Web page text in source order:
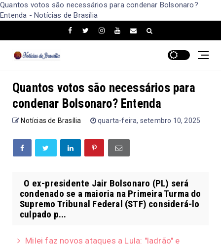
Quantos votos são necessários para condenar Bolsonaro?
Entenda - Notícias de Brasília
Quantos votos são necessários para
condenar Bolsonaro? Entenda
Notícias de Brasília quarta-feira, setembro 10, 2025
O ex-presidente Jair Bolsonaro (PL) será
condenado se a maioria na Primeira Turma do
Supremo Tribunal Federal (STF) considerá-lo
culpado p...
Milei faz novos ataques a Lula: "ladrão" e